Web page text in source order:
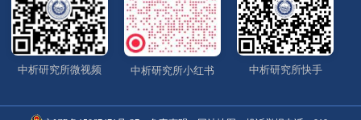
中析研究所微视频 中析研究所小红书 中析研究所快手